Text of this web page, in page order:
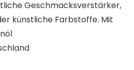
Geschmacksverstärker,
künstliche Farbstoffe. Mit